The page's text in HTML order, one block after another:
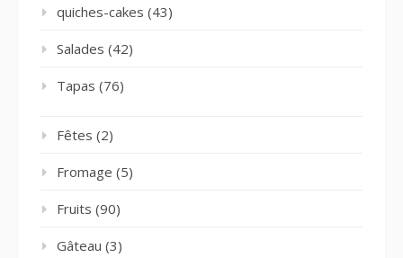
quiches-cakes (43)
Salades (42)
Tapas (76)
Fêtes (2)
Fromage (5)
Fruits (90)
Gâteau (3)